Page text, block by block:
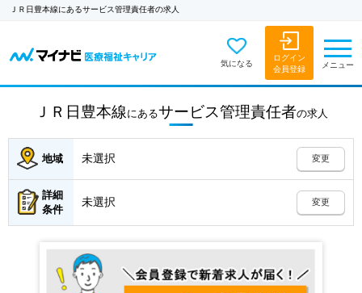
ＪＲ日豊本線にあるサービス管理責任者の求人
気になる
ログイン
会員登録
メニュー
ＪＲ日豊本線 にあるサービス管理責任者の求人
地域 未選択 変更
詳細
条件
未選択 変更